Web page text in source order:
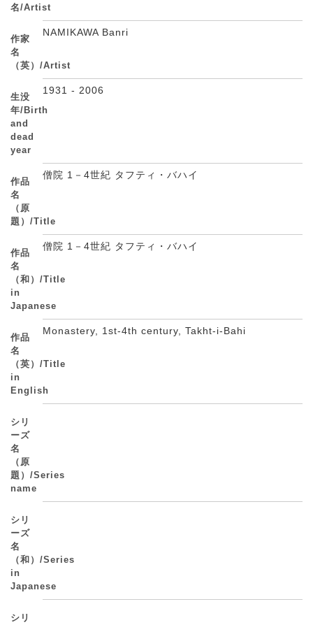
名/Artist
作家
名
（英）/Artist
NAMIKAWA Banri
生没
年/Birth
and
dead
year
1931 - 2006
作品
名
（原
題）/Title
僧院 1－4世紀 タフティ・バハイ
作品
名
（和）/Title
in
Japanese
僧院 1－4世紀 タフティ・バハイ
作品
名
（英）/Title
in
English
Monastery, 1st-4th century, Takht-i-Bahi
シリ
ーズ
名
（原
題）/Series
name
シリ
ーズ
名
（和）/Series
in
Japanese
シリ